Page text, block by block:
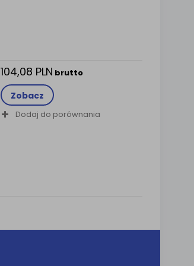
104,08 PLN brutto
Zobacz
Dodaj do porównania